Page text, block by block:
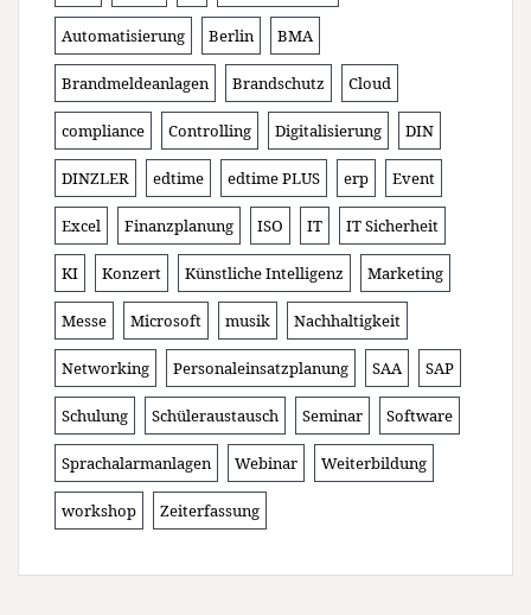
Automatisierung Berlin BMA
Brandmeldeanlagen Brandschutz Cloud
compliance Controlling Digitalisierung DIN
DINZLER edtime edtime PLUS erp Event
Excel Finanzplanung ISO IT IT Sicherheit
KI Konzert Künstliche Intelligenz Marketing
Messe Microsoft musik Nachhaltigkeit
Networking Personaleinsatzplanung SAA SAP
Schulung Schüleraustausch Seminar Software
Sprachalarmanlagen Webinar Weiterbildung
workshop Zeiterfassung